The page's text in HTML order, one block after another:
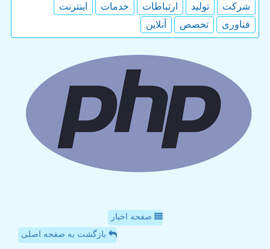
شركت تولید ارتباطات خدمات
اینترنت
فناوری
تخصص آنلاین
صفحه اخبار
بازگشت به صفحه اصلی